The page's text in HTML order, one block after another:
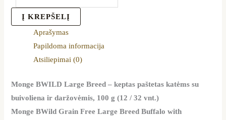
Į KREPŠELĮ
Aprašymas
Papildoma informacija
Atsiliepimai (0)
Monge BWILD Large Breed – keptas paštetas katėms su
buivoliena ir daržovėmis, 100 g (12 / 32 vnt.)
Monge BWild Grain Free Large Breed Buffalo with